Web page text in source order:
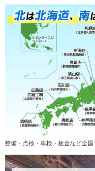
整備・点検・車検・板金など全国